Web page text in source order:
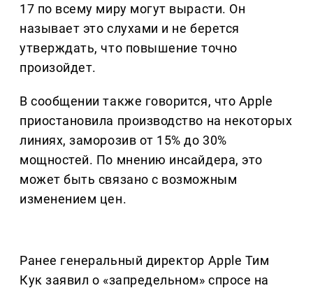
17 по всему миру могут вырасти. Он
называет это слухами и не берется
утверждать, что повышение точно
произойдет.
В сообщении также говорится, что Apple
приостановила производство на некоторых
линиях, заморозив от 15% до 30%
мощностей. По мнению инсайдера, это
может быть связано с возможным
изменением цен.
Ранее генеральный директор Apple Тим
Кук заявил о «запредельном» спросе на